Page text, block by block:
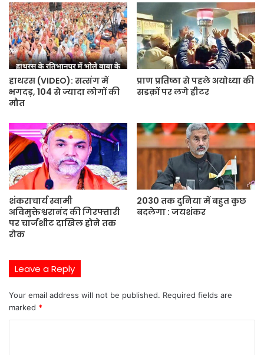
i
t
e
हाथरस (VIDEO): सत्संग में
भगदड़, 104 से ज्यादा लोगों की
मौत
प्राण प्रतिष्ठा से पहले अयोध्या की
सडक़ों पर लगे हीटर
शंकराचार्य स्वामी
अविमुक्तेश्वरानंद की गिरफ्तारी
पर चार्जशीट दाखिल होने तक
रोक
2030 तक दुनिया में बहुत कुछ
बदलेगा : जयशंकर
Leave a Reply
Your email address will not be published. Required fields are
marked *